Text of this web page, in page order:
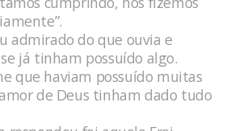
admirado do que ouvia e
já tinham possuído algo.
que haviam possuído muitas
de Deus tinham dado tudo